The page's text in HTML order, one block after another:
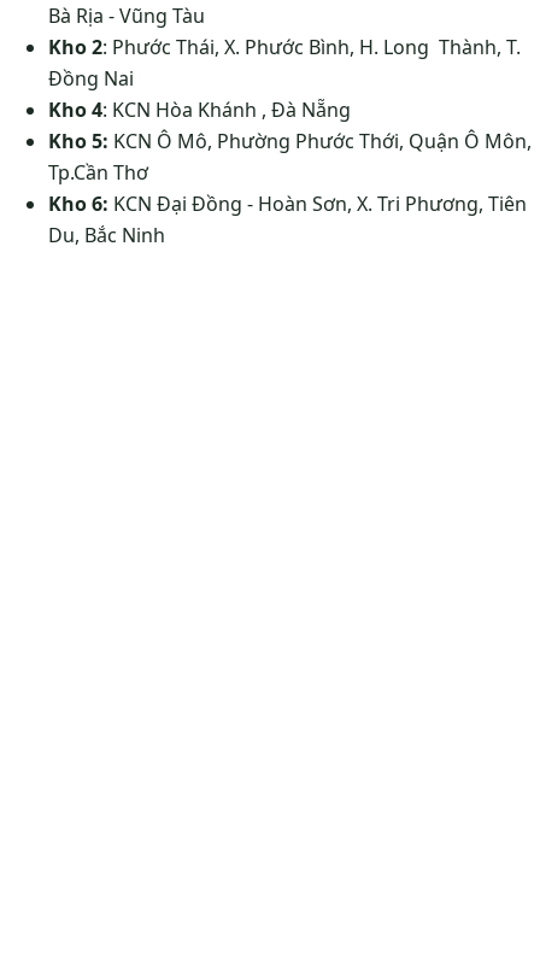
Bà Rịa - Vũng Tàu
Kho 2: Phước Thái, X. Phước Bình, H. Long Thành, T.
Đồng Nai
Kho 4: KCN Hòa Khánh , Đà Nẵng
Kho 5: KCN Ô Mô, Phường Phước Thới, Quận Ô Môn,
Tp.Cần Thơ
Kho 6: KCN Đại Đồng - Hoàn Sơn, X. Tri Phương, Tiên
Du, Bắc Ninh